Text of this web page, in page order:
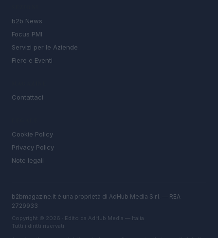
b2b News
Focus PMI
Servizi per le Aziende
Fiere e Eventi
Contattaci
Cookie Policy
Privacy Policy
Note legali
b2bmagazine.it è una proprietà di AdHub Media S.r.l. — REA
2729933
Copyright © 2026 · Edito da AdHub Media — Italia
Tutti i diritti riservati